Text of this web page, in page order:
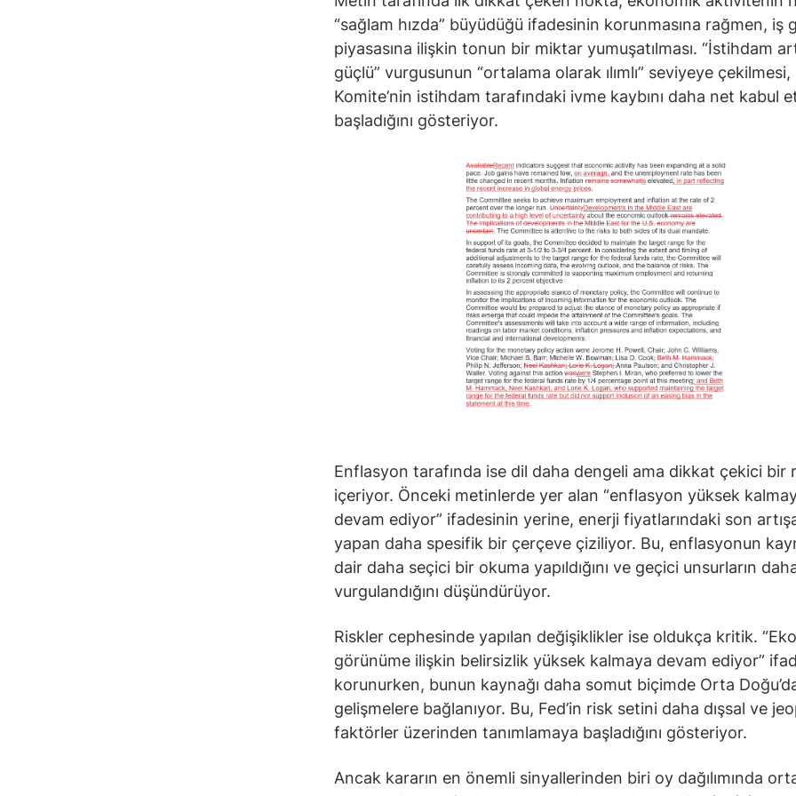
“sağlam hızda” büyüdüğü ifadesinin korunmasına rağmen, iş
piyasasına ilişkin tonun bir miktar yumuşatılması. “İstihdam
güçlü” vurgusunun “ortalama olarak ılımlı” seviyeye çekilmesi,
Komite’nin istihdam tarafındaki ivme kaybını daha net kabul
başladığını gösteriyor.
Enflasyon tarafında ise dil daha dengeli ama dikkat çekici bir
içeriyor. Önceki metinlerde yer alan “enflasyon yüksek
devam ediyor” ifadesinin yerine, enerji fiyatlarındaki son
yapan daha spesifik bir çerçeve çiziliyor. Bu, enflasyonun
dair daha seçici bir okuma yapıldığını ve geçici unsurların
vurgulandığını düşündürüyor.
Riskler cephesinde yapılan değişiklikler ise oldukça kritik.
görünüme ilişkin belirsizlik yüksek kalmaya devam ediyor”
korunurken, bunun kaynağı daha somut biçimde Orta
gelişmelere bağlanıyor. Bu, Fed’in risk setini daha dışsal ve
faktörler üzerinden tanımlamaya başladığını gösteriyor.
Ancak kararın en önemli sinyallerinden biri oy dağılımında